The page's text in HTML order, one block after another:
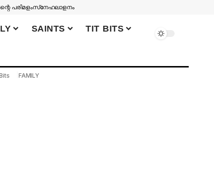
പരിമളംസ്‌നേഹലാളനം
SAINTS TIT BITS
FAMILY